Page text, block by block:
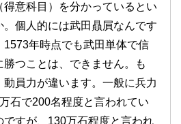
得意科目）を分かっているとい
。個人的には武田贔屓なんです
1573年時点でも武田単体で信
勝つことは、できません。も
動員力が違います。一般に兵力
石で200名程度と言われてい
ですが、130万石程度と言われ